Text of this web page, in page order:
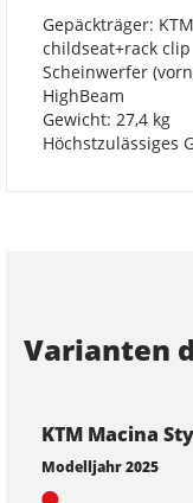
Gepäckträger:
childseat+rack clip
Scheinwerfer
HighBeam
Gewicht: 27,4 kg
Höchstzulässiges
Varianten
KTM Macina
Modelljahr 2025